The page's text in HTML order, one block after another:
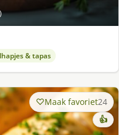
& tapas
Maak favoriet24
👍